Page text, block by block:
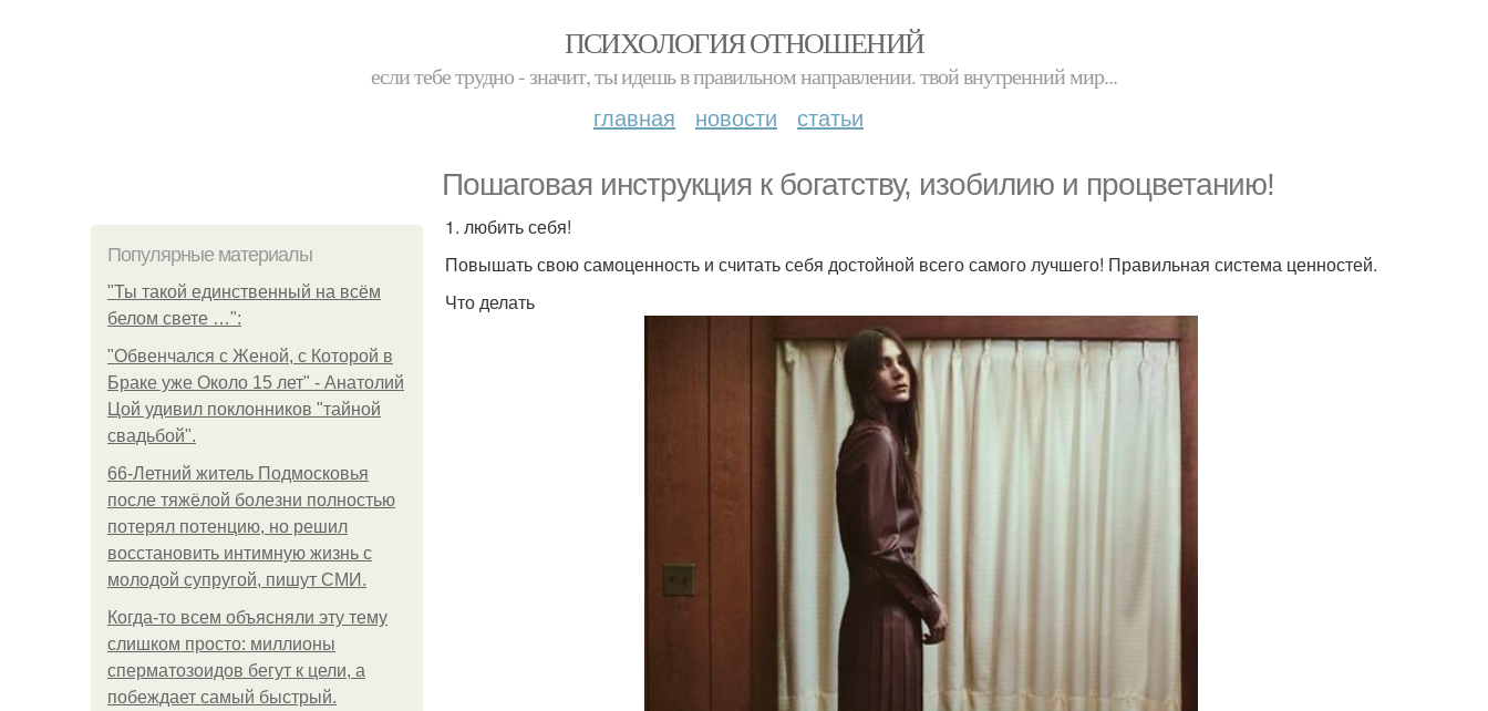
ПСИХОЛОГИЯ ОТНОШЕНИЙ
если тебе трудно - значит, ты идешь в правильном направлении. твой внутренний мир...
главная новости статьи
Пошаговая инструкция к богатству, изобилию и процветанию!
Популярные материалы
"Ты такой единственный на всём
белом свете …":
"Обвенчался с Женой, с Которой в
Браке уже Около 15 лет" - Анатолий
Цой удивил поклонников "тайной
свадьбой".
66-Летний житель Подмосковья
после тяжёлой болезни полностью
потерял потенцию, но решил
восстановить интимную жизнь с
молодой супругой, пишут СМИ.
Когда-то всем объясняли эту тему
слишком просто: миллионы
сперматозоидов бегут к цели, а
побеждает самый быстрый.
1. любить себя!
Повышать свою самоценность и считать себя достойной всего самого лучшего! Правильная система ценностей.
Что делать